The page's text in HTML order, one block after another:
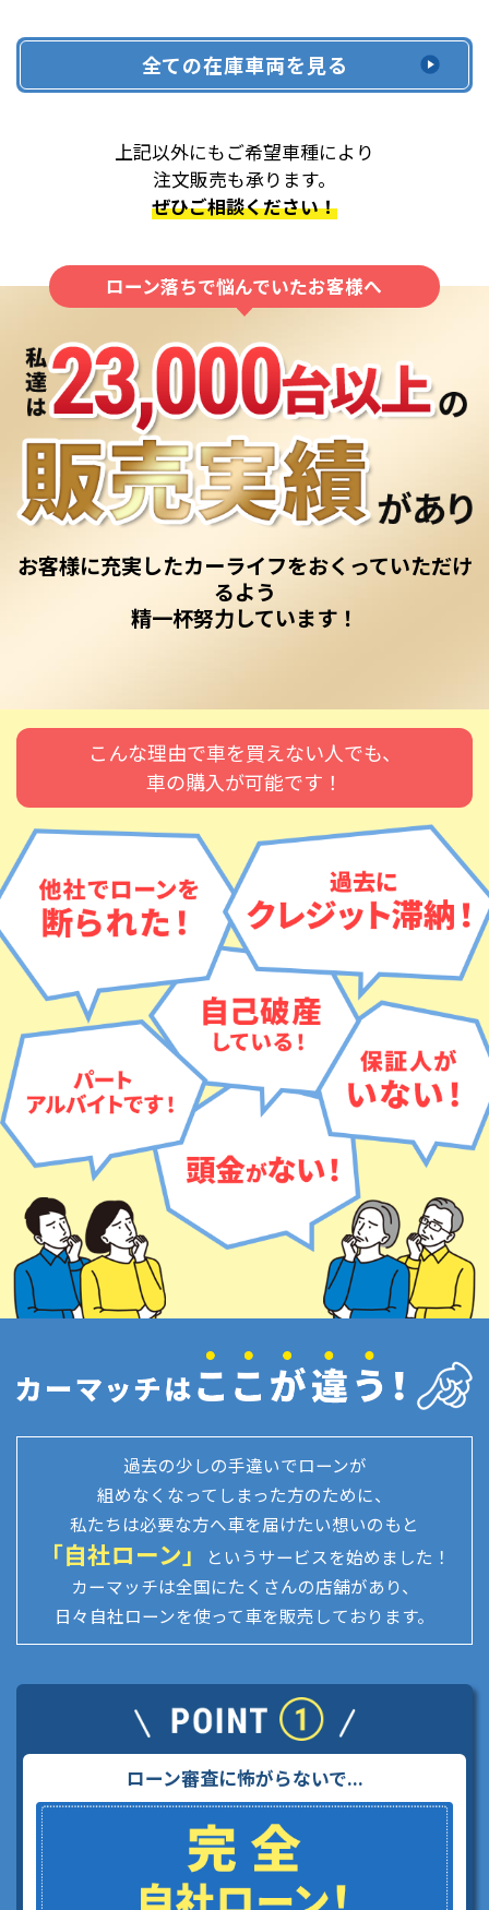
全ての在庫車両を見る
上記以外にもご希望車種により
注文販売も承ります。
ぜひご相談ください！
ローン落ちで悩んでいたお客様へ
お客様に充実したカーライフをおくっていただけ
るよう
精一杯努力しています！
こんな理由で車を買えない人でも、
車の購入が可能です！
過去の少しの手違いでローンが
組めなくなってしまった方のために、
私たちは必要な方へ車を届けたい想いのもと
「自社ローン」
というサービスを始めました！
カーマッチは全国にたくさんの店舗があり、
日々自社ローンを使って車を販売しております。
ローン審査に怖がらないで...